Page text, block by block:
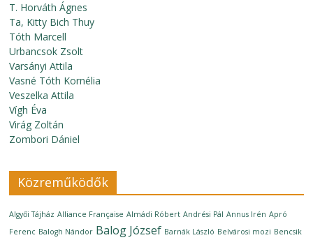
T. Horváth Ágnes
Ta, Kitty Bich Thuy
Tóth Marcell
Urbancsok Zsolt
Varsányi Attila
Vasné Tóth Kornélia
Veszelka Attila
Vígh Éva
Virág Zoltán
Zombori Dániel
Közreműködők
Algyői Tájház Alliance Française Almádi Róbert Andrési Pál Annus Irén Apró
Ferenc Balogh Nándor Balog József Barnák László Belvárosi mozi Bencsik